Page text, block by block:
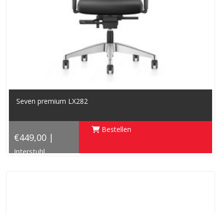
Seven premium LX282
€449,00 |
Interstuhl
Bestellen